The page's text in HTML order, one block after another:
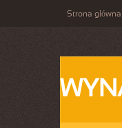
Strona główna